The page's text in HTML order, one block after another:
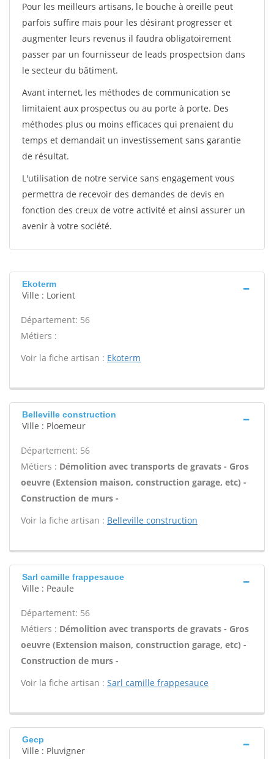
Pour les meilleurs artisans, le bouche à oreille peut
parfois suffire mais pour les désirant progresser et
augmenter leurs revenus il faudra obligatoirement
passer par un fournisseur de leads prospectsion dans
le secteur du bâtiment.
Avant internet, les méthodes de communication se
limitaient aux prospectus ou au porte à porte. Des
méthodes plus ou moins efficaces qui prenaient du
temps et demandait un investissement sans garantie
de résultat.
L'utilisation de notre service sans engagement vous
permettra de recevoir des demandes de devis en
fonction des creux de votre activité et ainsi assurer un
avenir à votre société.
Ekoterm
Ville : Lorient
Département: 56
Métiers :
Voir la fiche artisan : Ekoterm
Belleville construction
Ville : Ploemeur
Département: 56
Métiers : Démolition avec transports de gravats - Gros
oeuvre (Extension maison, construction garage, etc) -
Construction de murs -
Voir la fiche artisan : Belleville construction
Sarl camille frappesauce
Ville : Peaule
Département: 56
Métiers : Démolition avec transports de gravats - Gros
oeuvre (Extension maison, construction garage, etc) -
Construction de murs -
Voir la fiche artisan : Sarl camille frappesauce
Gecp
Ville : Pluvigner